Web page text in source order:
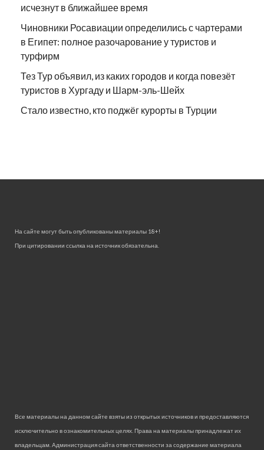
исчезнут в ближайшее время
Чиновники Росавиации определились с чартерами
в Египет: полное разочарование у туристов и
турфирм
Тез Тур объявил, из каких городов и когда повезёт
туристов в Хургаду и Шарм-эль-Шейх
Стало известно, кто поджёг курорты в Турции
На сайте могут быть опубликованы материалы 18+!
При цитировании ссылка на источник обязательна.
Все материалы на данном сайте взяты из открытых источников и предоставляются
исключительно в ознакомительных целях. Права на материалы принадлежат их
владельцам. Администрация сайта ответственности за содержание материала